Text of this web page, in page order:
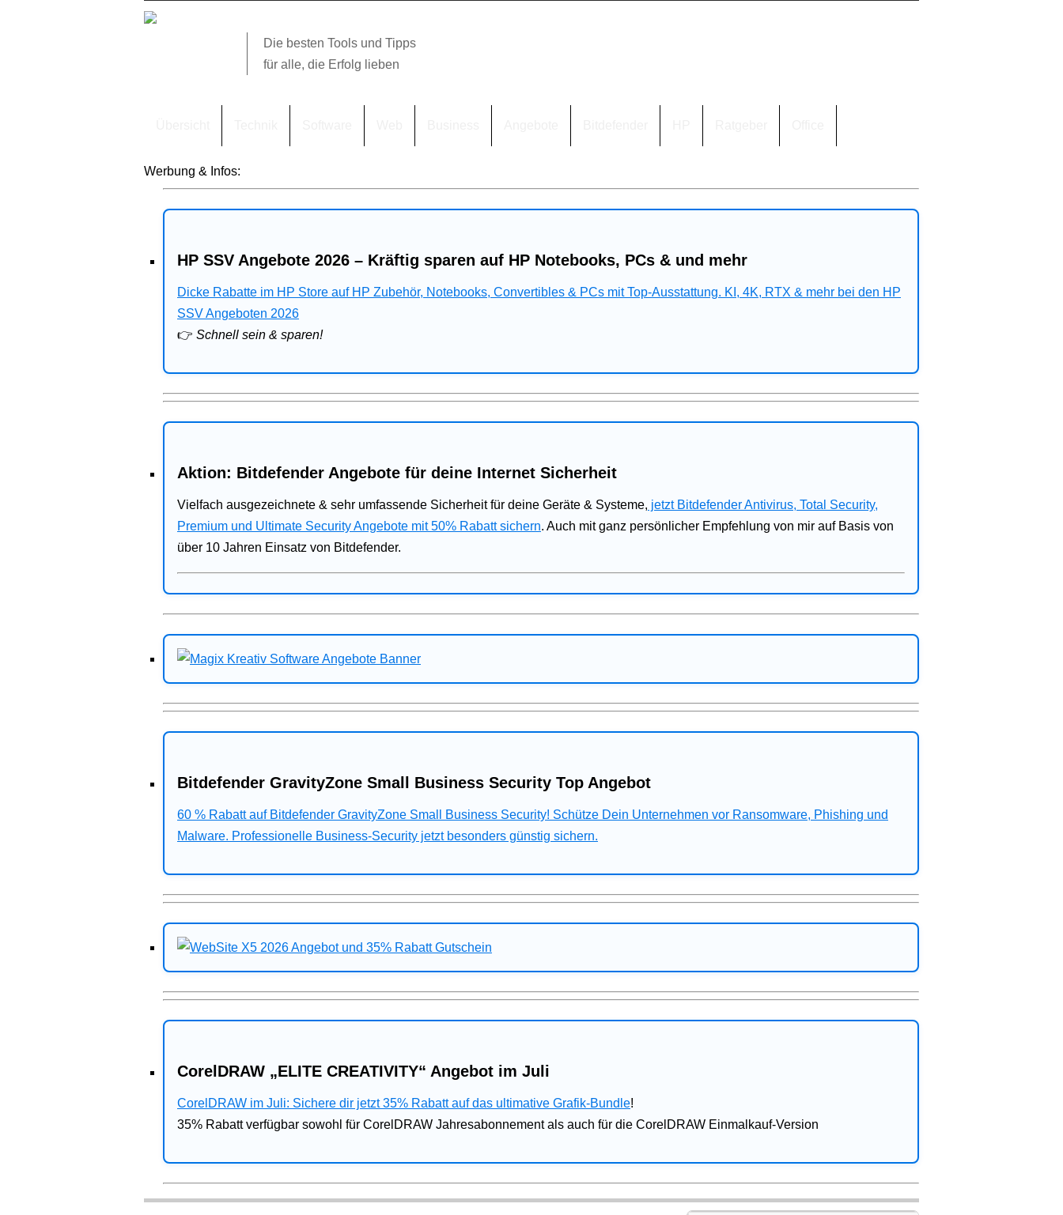
Die besten Tools und Tipps
für alle, die Erfolg lieben
Werbung & Infos:
HP SSV Angebote 2026 – Kräftig sparen auf HP Notebooks, PCs & und mehr
Dicke Rabatte im HP Store auf HP Zubehör, Notebooks, Convertibles & PCs mit Top-Ausstattung. KI, 4K, RTX & mehr bei den HP
SSV Angeboten 2026
👉 Schnell sein & sparen!
Aktion: Bitdefender Angebote für deine Internet Sicherheit
Vielfach ausgezeichnete & sehr umfassende Sicherheit für deine Geräte & Systeme, jetzt Bitdefender Antivirus, Total Security,
Premium und Ultimate Security Angebote mit 50% Rabatt sichern. Auch mit ganz persönlicher Empfehlung von mir auf Basis von
über 10 Jahren Einsatz von Bitdefender.
Bitdefender GravityZone Small Business Security Top Angebot
60 % Rabatt auf Bitdefender GravityZone Small Business Security! Schütze Dein Unternehmen vor Ransomware, Phishing und
Malware. Professionelle Business-Security jetzt besonders günstig sichern.
CorelDRAW „ELITE CREATIVITY“ Angebot im Juli
CorelDRAW im Juli: Sichere dir jetzt 35% Rabatt auf das ultimative Grafik-Bundle!
35% Rabatt verfügbar sowohl für CorelDRAW Jahresabonnement als auch für die CorelDRAW Einmalkauf-Version